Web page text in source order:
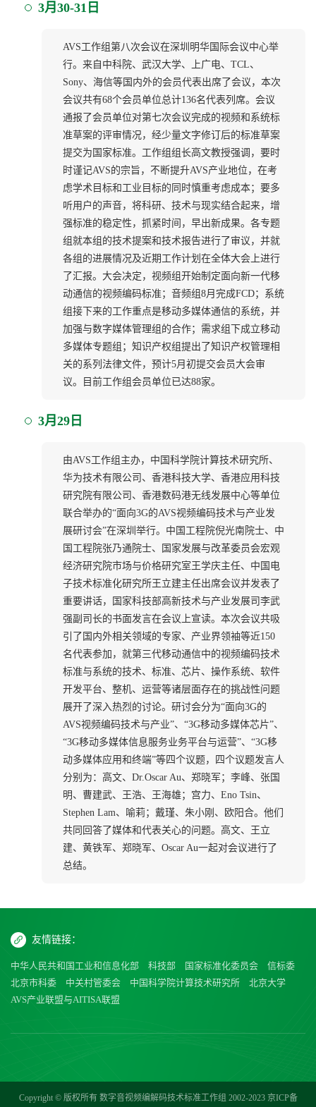
3月30-31日
AVS工作组第八次会议在深圳明华国际会议中心举
行。来自中科院、武汉大学、上广电、TCL、
Sony、海信等国内外的会员代表出席了会议，本次
会议共有68个会员单位总计136名代表列席。会议
通报了会员单位对第七次会议完成的视频和系统标
准草案的评审情况，经少量文字修订后的标准草案
提交为国家标准。工作组组长高文教授强调，要时
时谨记AVS的宗旨，不断提升AVS产业地位，在考
虑学术目标和工业目标的同时慎重考虑成本；要多
听用户的声音，将科研、技术与现实结合起来，增
强标准的稳定性，抓紧时间，早出新成果。各专题
组就本组的技术提案和技术报告进行了审议，并就
各组的进展情况及近期工作计划在全体大会上进行
了汇报。大会决定，视频组开始制定面向新一代移
动通信的视频编码标准；音频组8月完成FCD；系统
组接下来的工作重点是移动多媒体通信的系统，并
加强与数字媒体管理组的合作；需求组下成立移动
多媒体专题组；知识产权组提出了知识产权管理相
关的系列法律文件，预计5月初提交会员大会审
议。目前工作组会员单位已达88家。
3月29日
由AVS工作组主办，中国科学院计算技术研究所、
华为技术有限公司、香港科技大学、香港应用科技
研究院有限公司、香港数码港无线发展中心等单位
联合举办的“面向3G的AVS视频编码技术与产业发
展研讨会”在深圳举行。中国工程院倪光南院士、中
国工程院张乃通院士、国家发展与改革委员会宏观
经济研究院市场与价格研究室王学庆主任、中国电
子技术标准化研究所王立建主任出席会议并发表了
重要讲话，国家科技部高新技术与产业发展司李武
强副司长的书面发言在会议上宣读。本次会议共吸
引了国内外相关领域的专家、产业界领袖等近150
名代表参加，就第三代移动通信中的视频编码技术
标准与系统的技术、标准、芯片、操作系统、软件
开发平台、整机、运营等诸层面存在的挑战性问题
展开了深入热烈的讨论。研讨会分为“面向3G的
AVS视频编码技术与产业”、“3G移动多媒体芯片”、
“3G移动多媒体信息服务业务平台与运营”、“3G移
动多媒体应用和终端”等四个议题，四个议题发言人
分别为：高文、Dr.Oscar Au、郑晓军；李峰、张国
明、曹建武、王浩、王海雄；宫力、Eno Tsin、
Stephen Lam、喻莉；戴瑾、朱小刚、欧阳合。他们
共同回答了媒体和代表关心的问题。高文、王立
建、黄铁军、郑晓军、Oscar Au一起对会议进行了
总结。
友情链接：
中华人民共和国工业和信息化部 科技部 国家标准化委员会
信标委
北京市科委
中关村管委会 中国科学院计算技术研究所
北京大学
AVS产业联盟与AITISA联盟
Copyright © 版权所有 数字音视频编解码技术标准工作组 2002-2023 京ICP备